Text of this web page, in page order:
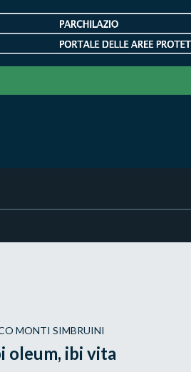
MONTI SIMBRUINI
oleum, ibi vita